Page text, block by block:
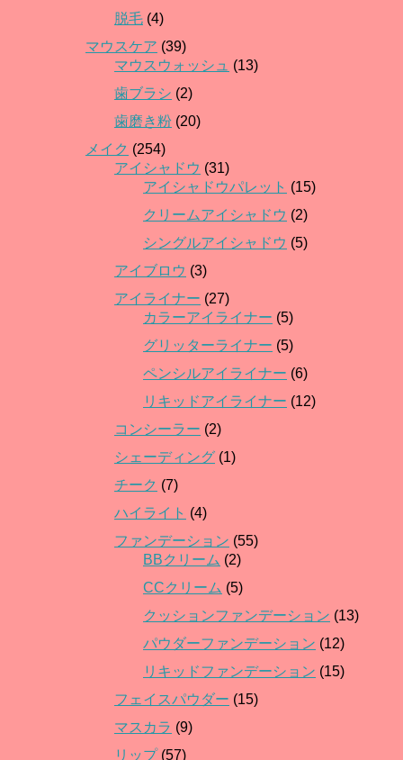
脱毛 (4)
マウスケア (39)
マウスウォッシュ (13)
歯ブラシ (2)
歯磨き粉 (20)
メイク (254)
アイシャドウ (31)
アイシャドウパレット (15)
クリームアイシャドウ (2)
シングルアイシャドウ (5)
アイブロウ (3)
アイライナー (27)
カラーアイライナー (5)
グリッターライナー (5)
ペンシルアイライナー (6)
リキッドアイライナー (12)
コンシーラー (2)
シェーディング (1)
チーク (7)
ハイライト (4)
ファンデーション (55)
BBクリーム (2)
CCクリーム (5)
クッションファンデーション (13)
パウダーファンデーション (12)
リキッドファンデーション (15)
フェイスパウダー (15)
マスカラ (9)
リップ(57)